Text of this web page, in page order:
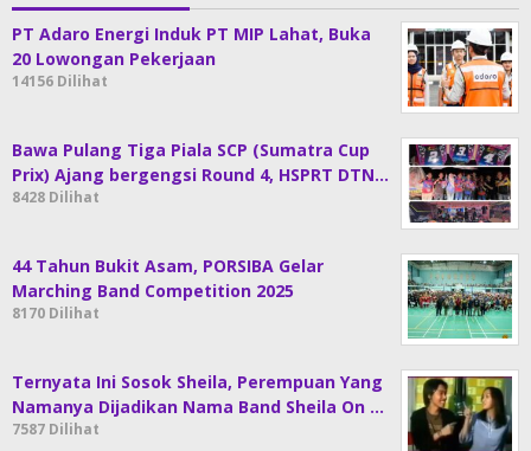
PT Adaro Energi Induk PT MIP Lahat, Buka
20 Lowongan Pekerjaan
14156 Dilihat
Bawa Pulang Tiga Piala SCP (Sumatra Cup
Prix) Ajang bergengsi Round 4, HSPRT DTN…
8428 Dilihat
44 Tahun Bukit Asam, PORSIBA Gelar
Marching Band Competition 2025
8170 Dilihat
Ternyata Ini Sosok Sheila, Perempuan Yang
Namanya Dijadikan Nama Band Sheila On …
7587 Dilihat